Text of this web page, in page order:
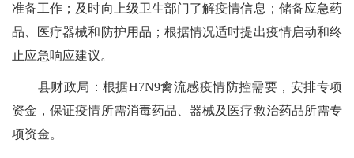
准备工作；及时向上级卫生部门了解疫情信息；储备应急药
品、医疗器械和防护用品；根据情况适时提出疫情启动和终
止应急响应建议。
县财政局：根据H7N9禽流感疫情防控需要，安排专项
资金，保证疫情所需消毒药品、器械及医疗救治药品所需专
项资金。